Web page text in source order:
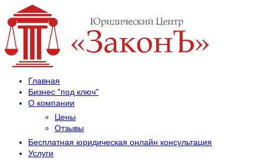
Главная
Бизнес "под ключ"
О компании
Цены
Отзывы
Бесплатная юридическая онлайн консультация
Услуги